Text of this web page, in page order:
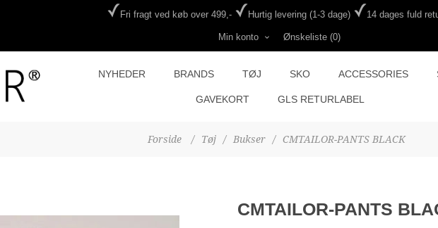
Fri fragt ved køb over 499,- Hurtig levering (1-3 dage) 14 dages fuld
Min konto Ønskeliste (0)
NYHEDER BRANDS TØJ SKO ACCESSORIES
GAVEKORT GLS RETURLABEL
Forside / Tøj / Bukser / CMTAILOR-PANTS BLACK
CMTAILOR-PANTS